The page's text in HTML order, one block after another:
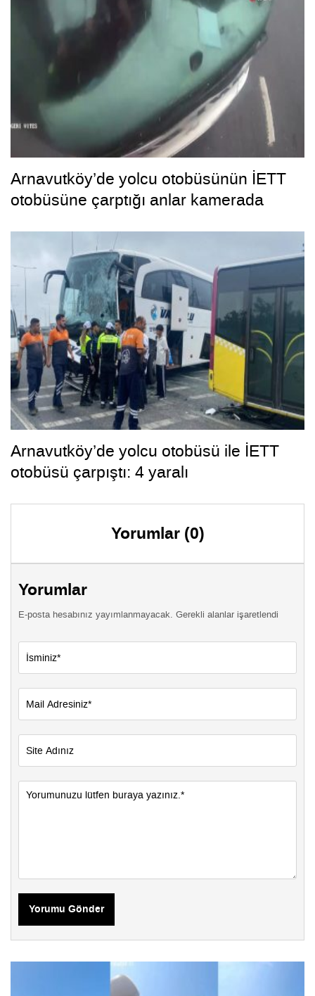
Arnavutköy’de yolcu otobüsünün İETT
otobüsüne çarptığı anlar kamerada
Arnavutköy’de yolcu otobüsü ile İETT
otobüsü çarpıştı: 4 yaralı
Yorumlar (0)
Yorumlar
E-posta hesabınız yayımlanmayacak. Gerekli alanlar işaretlendi
Yorumu Gönder